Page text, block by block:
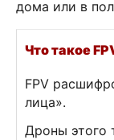
дома или в
Что такое
FPV
лица».
Дроны этого